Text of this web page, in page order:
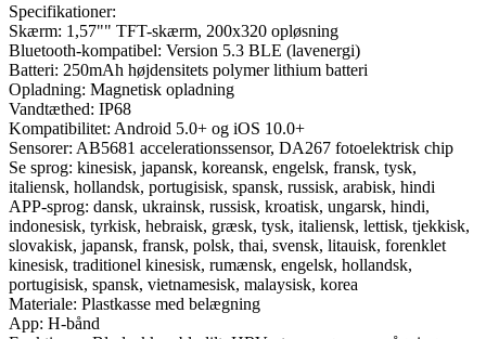
Specifikationer:
Skærm: 1,57"" TFT-skærm, 200x320 opløsning
Bluetooth-kompatibel: Version 5.3 BLE (lavenergi)
Batteri: 250mAh højdensitets polymer lithium batteri
Opladning: Magnetisk opladning
Vandtæthed: IP68
Kompatibilitet: Android 5.0+ og iOS 10.0+
Sensorer: AB5681 accelerationssensor, DA267 fotoelektrisk chip
Se sprog: kinesisk, japansk, koreansk, engelsk, fransk, tysk,
italiensk, hollandsk, portugisisk, spansk, russisk, arabisk, hindi
APP-sprog: dansk, ukrainsk, russisk, kroatisk, ungarsk, hindi,
indonesisk, tyrkisk, hebraisk, græsk, tysk, italiensk, lettisk, tjekkisk,
slovakisk, japansk, fransk, polsk, thai, svensk, litauisk, forenklet
kinesisk, traditionel kinesisk, rumænsk, engelsk, hollandsk,
portugisisk, spansk, vietnamesisk, malaysisk, korea
Materiale: Plastkasse med belægning
App: H-bånd